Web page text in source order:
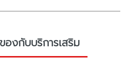
องกับบริการเสริม